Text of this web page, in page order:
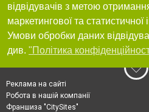
відвідувачів з метою
маркетингової та статистичної
Умови обробки даних
див. "Політика
Реклама на сайті
Робота в нашій компанії
Франшиза "CitySites"